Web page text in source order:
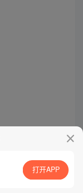
打开APP